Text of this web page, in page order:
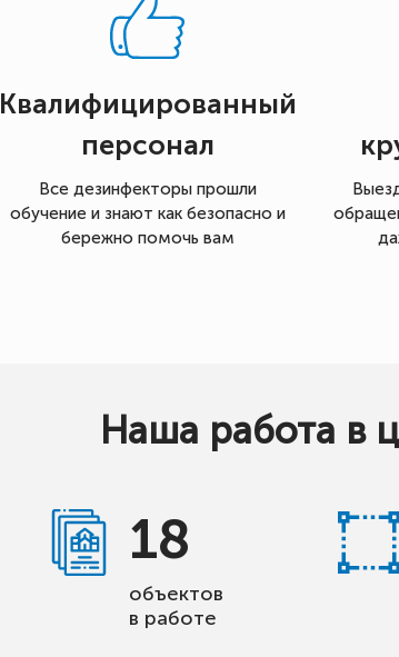
Квалифицированный
персонал
Все дезинфекторы прошли
обучение и знают как безопасно и
бережно помочь вам
Наша работа в
18
объектов
в работе